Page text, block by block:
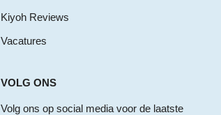
Kiyoh Reviews
Vacatures
VOLG ONS
Volg ons op social media voor de laatste